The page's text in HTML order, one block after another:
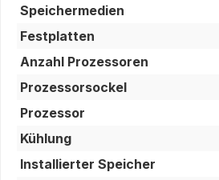
Speichermedien
Festplatten
Anzahl Prozessoren
Prozessorsockel
Prozessor
Kühlung
Installierter Speicher